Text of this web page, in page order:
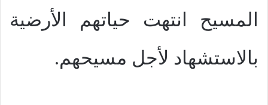
المسيح انتهت حياتهم الأرضية
بالاستشهاد لأجل مسيحهم.